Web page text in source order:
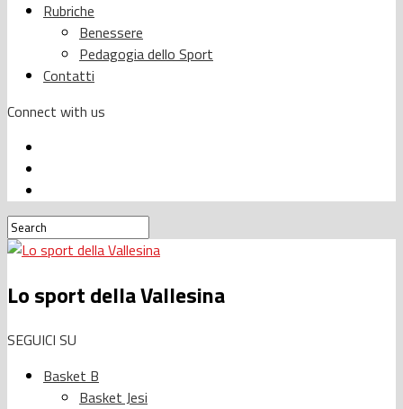
Rubriche
Benessere
Pedagogia dello Sport
Contatti
Connect with us
Lo sport della Vallesina
SEGUICI SU
Basket B
Basket Jesi